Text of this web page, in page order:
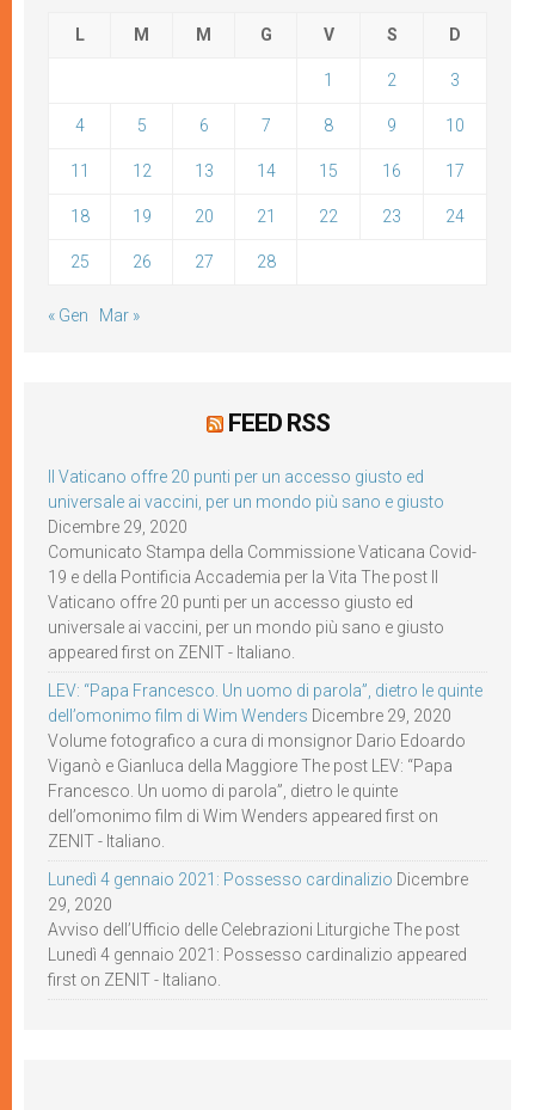
L M M G V S D
1 2 3
4 5 6 7 8 9 10
11 12 13 14 15 16 17
18 19 20 21 22 23 24
25 26 27 28
« Gen Mar »
FEED RSS
Il Vaticano offre 20 punti per un accesso giusto ed
universale ai vaccini, per un mondo più sano e giusto
Dicembre 29, 2020
Comunicato Stampa della Commissione Vaticana Covid-
19 e della Pontificia Accademia per la Vita The post Il
Vaticano offre 20 punti per un accesso giusto ed
universale ai vaccini, per un mondo più sano e giusto
appeared first on ZENIT - Italiano.
LEV: “Papa Francesco. Un uomo di parola”, dietro le quinte
dell’omonimo film di Wim Wenders Dicembre 29, 2020
Volume fotografico a cura di monsignor Dario Edoardo
Viganò e Gianluca della Maggiore The post LEV: “Papa
Francesco. Un uomo di parola”, dietro le quinte
dell’omonimo film di Wim Wenders appeared first on
ZENIT - Italiano.
Lunedì 4 gennaio 2021: Possesso cardinalizio Dicembre
29, 2020
Avviso dell’Ufficio delle Celebrazioni Liturgiche The post
Lunedì 4 gennaio 2021: Possesso cardinalizio appeared
first on ZENIT - Italiano.